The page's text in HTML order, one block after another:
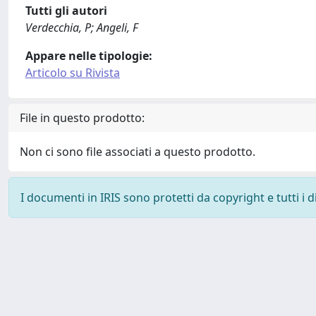
Tutti gli autori
Verdecchia, P; Angeli, F
Appare nelle tipologie:
Articolo su Rivista
File in questo prodotto:
Non ci sono file associati a questo prodotto.
I documenti in IRIS sono protetti da copyright e tutti i